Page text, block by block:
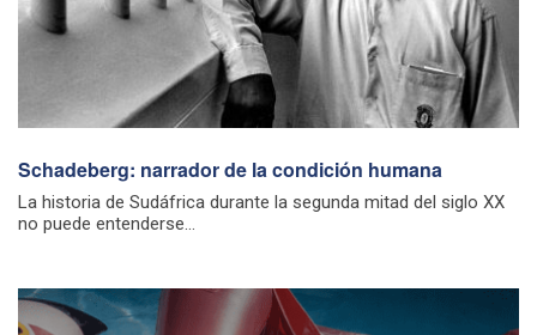
Schadeberg: narrador de la condición humana
La historia de Sudáfrica durante la segunda mitad del siglo XX
no puede entenderse...